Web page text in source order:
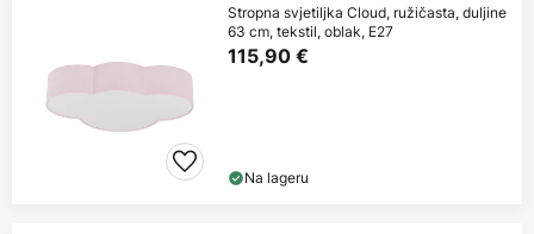
Stropna svjetiljka Cloud, ružičasta, duljine
63 cm, tekstil, oblak, E27
115,90 €
Na lageru